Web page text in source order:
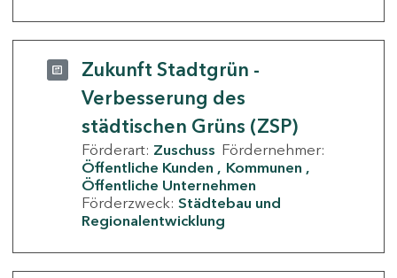
Zukunft Stadtgrün -
Verbesserung des
städtischen Grüns (ZSP)
Förderart: Zuschuss Fördernehmer:
Öffentliche Kunden
Kommunen
Öffentliche Unternehmen
Förderzweck: Städtebau und
Regionalentwicklung